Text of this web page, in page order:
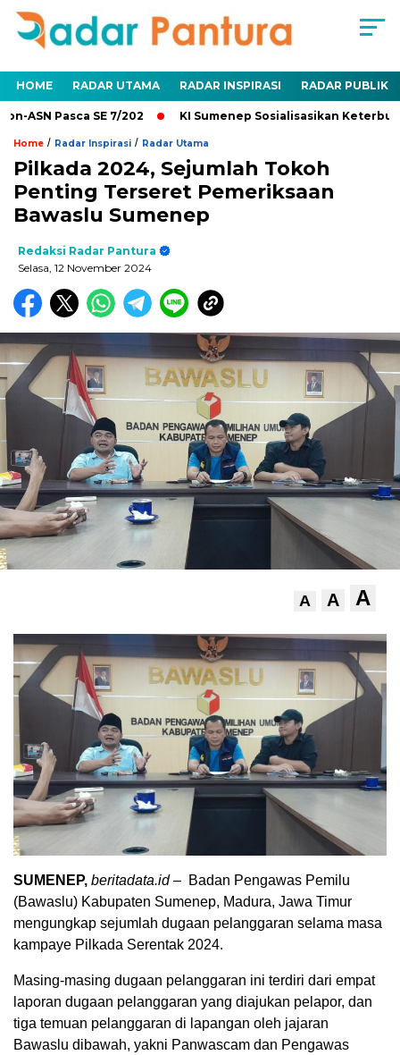
HOME RADAR UTAMA RADAR INSPIRASI RADAR PUBLIK
Pasca SE 7/202 KI Sumenep Sosialisasikan
Home / Radar Inspirasi / Radar Utama
Pilkada 2024, Sejumlah Tokoh
Penting Terseret Pemeriksaan
Bawaslu Sumenep
Redaksi Radar Pantura
Selasa, 12 November 2024
A A A
SUMENEP, beritadata.id– Badan Pengawas Pemilu
(Bawaslu) Kabupaten Sumenep, Madura, Jawa Timur
mengungkap sejumlah dugaan pelanggaran selama masa
kampaye Pilkada Serentak 2024.
Masing-masing dugaan pelanggaran ini terdiri dari empat
laporan dugaan pelanggaran yang diajukan pelapor, dan
tiga temuan pelanggaran di lapangan oleh jajaran
Bawaslu dibawah, yakni Panwascam dan Pengawas